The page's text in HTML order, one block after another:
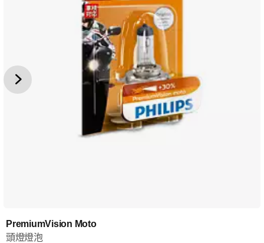
PremiumVision Moto
頭燈燈泡